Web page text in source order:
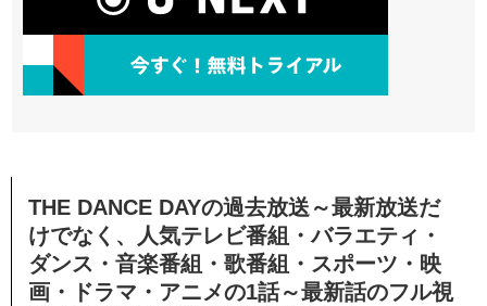
THE DANCE DAYの過去放送～最新放送だ
けでなく、人気テレビ番組・バラエティ・
ダンス・音楽番組・歌番組・スポーツ・映
画・ドラマ・アニメの1話～最新話のフル視